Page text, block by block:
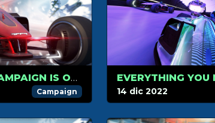
THE WINTER 2023 CAMPAIGN IS OUT!
Campaign 14 dic 2022